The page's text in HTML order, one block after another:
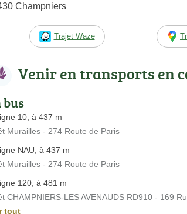
Champniers
Trajet Waze
Venir en transports en
bus
10, à 437 m
Murailles - 274 Route de Paris
NAU, à 437 m
Murailles - 274 Route de Paris
120, à 481 m
CHAMPNIERS-LES AVENAUDS RD910 - 169
tout